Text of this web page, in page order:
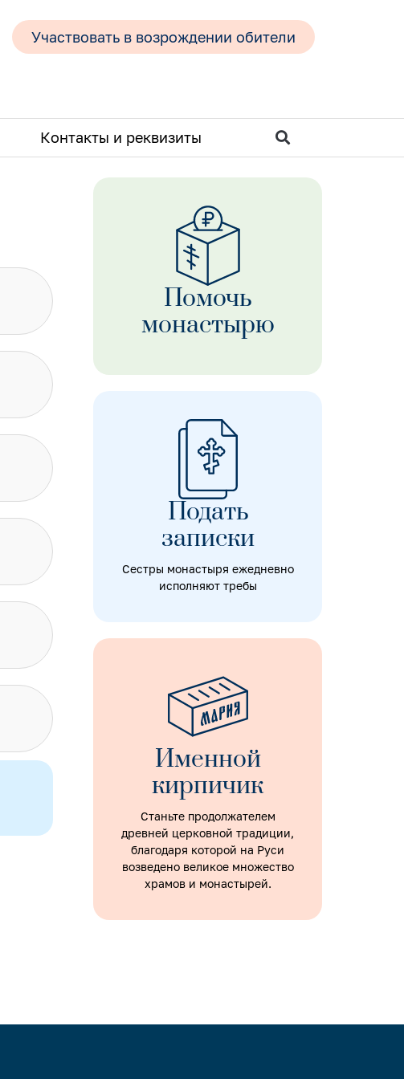
Участвовать в возрождении обители
Контакты и реквизиты
Помочь
монастырю
Подать
записки
Сестры монастыря ежедневно
исполняют требы
Именной
кирпичик
Станьте продолжателем
древней церковной традиции,
благодаря которой на Руси
возведено великое множество
храмов и монастырей.